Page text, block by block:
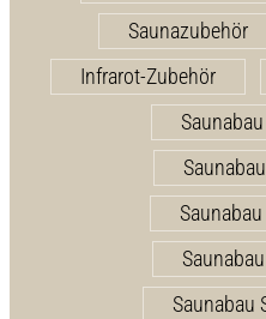
Saunazubehör
Infrarot-Zubehör
Saunabau